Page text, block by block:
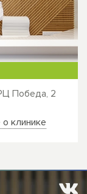
Победа, 2
клинике